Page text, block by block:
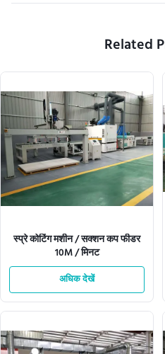
Related
स्प्रे कोटिंग मशीन / सक्शन कप फीडर
10M / मिनट
अधिक देखें